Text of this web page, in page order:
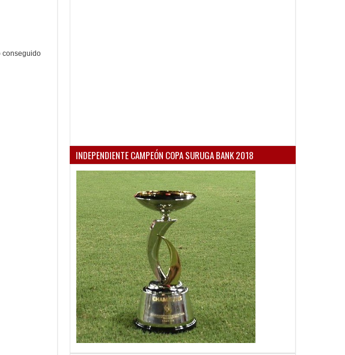
conseguido
INDEPENDIENTE CAMPEÓN COPA SURUGA BANK 2018